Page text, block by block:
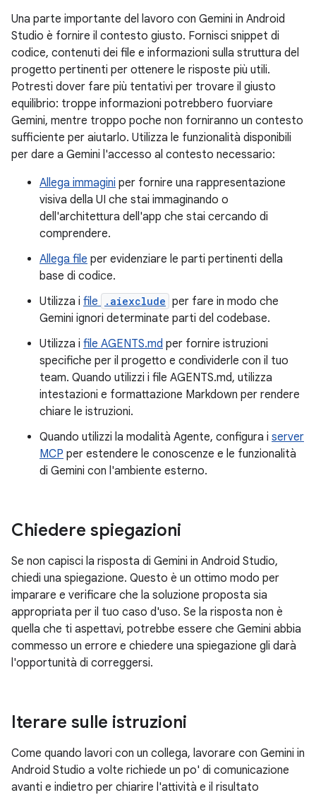
Una parte importante del lavoro con Gemini in Android
Studio è fornire il contesto giusto. Fornisci snippet di
codice, contenuti dei file e informazioni sulla struttura del
progetto pertinenti per ottenere le risposte più utili.
Potresti dover fare più tentativi per trovare il giusto
equilibrio: troppe informazioni potrebbero fuorviare
Gemini, mentre troppo poche non forniranno un contesto
sufficiente per aiutarlo. Utilizza le funzionalità disponibili
per dare a Gemini l'accesso al contesto necessario:
Allega immagini per fornire una rappresentazione
visiva della UI che stai immaginando o
dell'architettura dell'app che stai cercando di
comprendere.
Allega file per evidenziare le parti pertinenti della
base di codice.
Utilizza i file .aiexclude per fare in modo che
Gemini ignori determinate parti del codebase.
Utilizza i file AGENTS.md per fornire istruzioni
specifiche per il progetto e condividerle con il tuo
team. Quando utilizzi i file AGENTS.md, utilizza
intestazioni e formattazione Markdown per rendere
chiare le istruzioni.
Quando utilizzi la modalità Agente, configura i server
MCP per estendere le conoscenze e le funzionalità
di Gemini con l'ambiente esterno.
Chiedere spiegazioni
Se non capisci la risposta di Gemini in Android Studio,
chiedi una spiegazione. Questo è un ottimo modo per
imparare e verificare che la soluzione proposta sia
appropriata per il tuo caso d'uso. Se la risposta non è
quella che ti aspettavi, potrebbe essere che Gemini abbia
commesso un errore e chiedere una spiegazione gli darà
l'opportunità di correggersi.
Iterare sulle istruzioni
Come quando lavori con un collega, lavorare con Gemini in
Android Studio a volte richiede un po' di comunicazione
avanti e indietro per chiarire l'attività e il risultato